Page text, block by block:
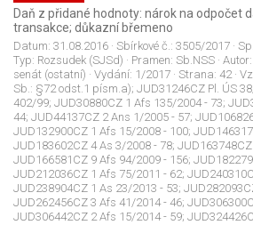
Daň z přidané hodnoty: nárok na odpočet
transakce; důkazní břemeno
Datum: 31.08.2016 · Sbírkové č.: 3505/2017 ·
Typ: Rozsudek (SJSd) · Pramen: Sb.NSS · Autor:
senát (ostatní) · Vydání: 1/2017 · Strana: 42·
Sb.: §72 odst.1 písm.a); JUD31246CZ Pl. ÚS
402/99; JUD30880CZ 1 Afs 135/2004 - 73;
44; JUD44137CZ 2 Ans 1/2005 - 57;
JUD132900CZ 1 Afs 15/2008 - 100;
JUD183602CZ 4 As 3/2008 - 78;
JUD166581CZ 9 Afs 94/2009 - 156;
JUD212036CZ 1 Afs 75/2011 - 62;
JUD238904CZ 1 As 23/2013 - 53;
JUD262456CZ 3 Afs 41/2014 - 46;
JUD306442CZ 2 Afs 15/2014 - 59;